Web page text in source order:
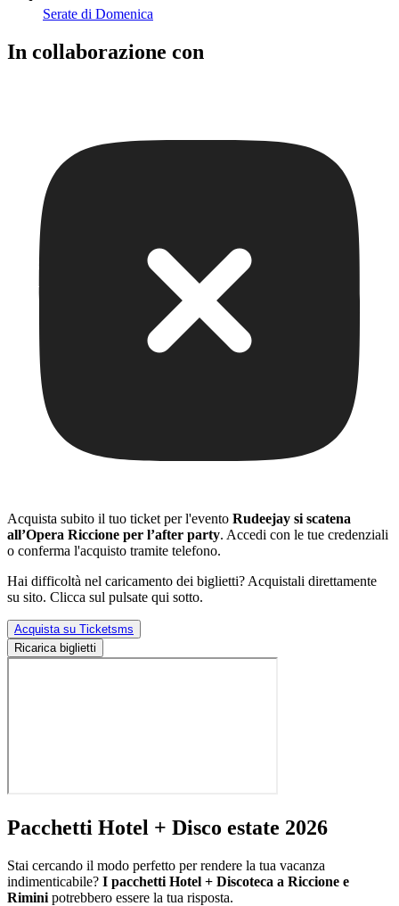
Serate di Domenica
In collaborazione con
Acquista subito il tuo ticket per l'evento Rudeejay si scatena
all’Opera Riccione per l’after party. Accedi con le tue credenziali
o conferma l'acquisto tramite telefono.
Hai difficoltà nel caricamento dei biglietti? Acquistali direttamente
su sito. Clicca sul pulsate qui sotto.
Acquista su Ticketsms
Ricarica biglietti
Pacchetti Hotel + Disco estate 2026
Stai cercando il modo perfetto per rendere la tua vacanza
indimenticabile? I pacchetti Hotel + Discoteca a Riccione e
Rimini potrebbero essere la tua risposta.